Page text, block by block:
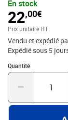
En stock
22,00€
Prix unitaire HT
Vendu et expédié
Expédié sous 5
Quantité
Quantité : 1